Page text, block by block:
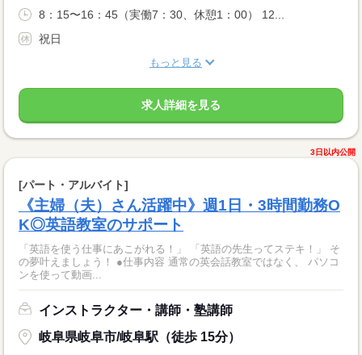
8：15〜16：45（実働7：30、休憩1：00） 12...
祝日
もっと見る
求人詳細を見る
3日以内公開
[パート・アルバイト]
《主婦（夫）さん活躍中》週1日・3時間勤務O
K◎英語教室のサポート
「英語を使う仕事にあこがれる！」 「英語の先生ってステキ！」 そ
の夢叶えましょう！ ●仕事内容 通常の英会話教室ではなく、 パソコ
ンを使って動画...
インストラクター・講師・塾講師
岐阜県岐阜市/岐阜駅（徒歩 15分）